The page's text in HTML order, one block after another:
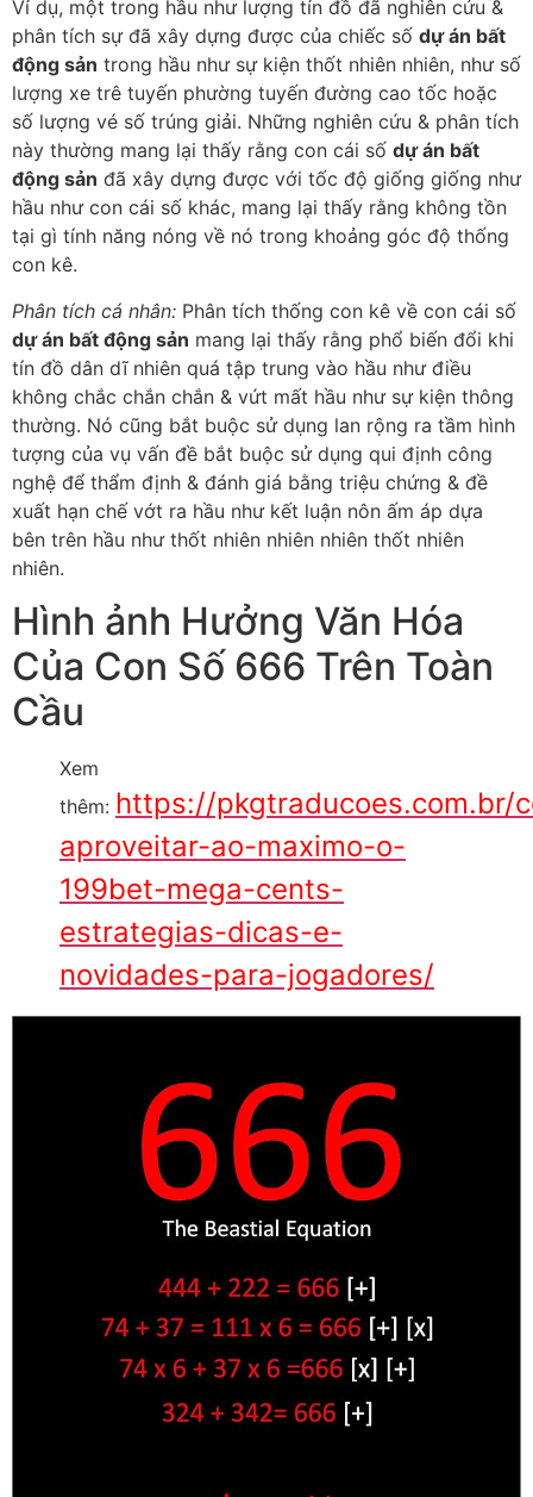
Ví dụ, một trong hầu như lượng tín đồ đã nghiên cứu &
phân tích sự đã xây dựng được của chiếc số dự án bất
động sản trong hầu như sự kiện thốt nhiên nhiên, như số
lượng xe trê tuyến phường tuyến đường cao tốc hoặc
số lượng vé số trúng giải. Những nghiên cứu & phân tích
này thường mang lại thấy rằng con cái số dự án bất
động sản đã xây dựng được với tốc độ giống giống như
hầu như con cái số khác, mang lại thấy rằng không tồn
tại gì tính năng nóng về nó trong khoảng góc độ thống
con kê.
Phân tích cá nhân: Phân tích thống con kê về con cái số
dự án bất động sản mang lại thấy rằng phổ biến đổi khi
tín đồ dân dĩ nhiên quá tập trung vào hầu như điều
không chắc chắn chắn & vứt mất hầu như sự kiện thông
thường. Nó cũng bắt buộc sử dụng lan rộng ra tầm hình
tượng của vụ vấn đề bắt buộc sử dụng qui định công
nghệ để thẩm định & đánh giá bằng triệu chứng & đề
xuất hạn chế vớt ra hầu như kết luận nôn ấm áp dựa
bên trên hầu như thốt nhiên nhiên nhiên thốt nhiên
nhiên.
Hình ảnh Hưởng Văn Hóa
Của Con Số 666 Trên Toàn
Cầu
Xem
thêm: https://pkgtraducoes.com.br/
aproveitar-ao-maximo-o-
199bet-mega-cents-
estrategias-dicas-e-
novidades-para-jogadores/